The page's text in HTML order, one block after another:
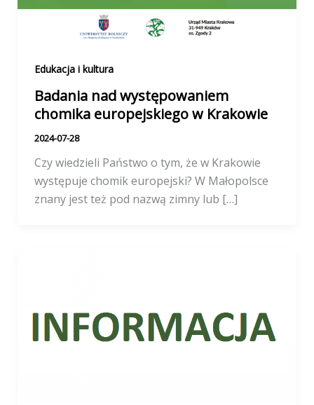
Edukacja i kultura
Badania nad występowaniem
chomika europejskiego w Krakowie
2024-07-28
Czy wiedzieli Państwo o tym, że w Krakowie
występuje chomik europejski? W Małopolsce
znany jest też pod nazwą zimny lub […]